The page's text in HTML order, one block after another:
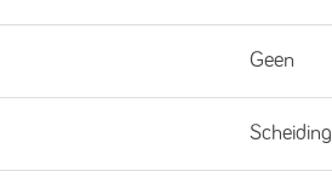
Geen
Scheiding